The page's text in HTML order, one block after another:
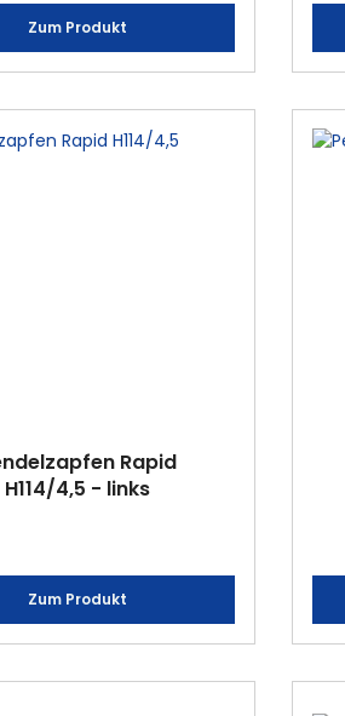
Zum Produkt
Rapid
H114/4,5 - links
Zum Produkt